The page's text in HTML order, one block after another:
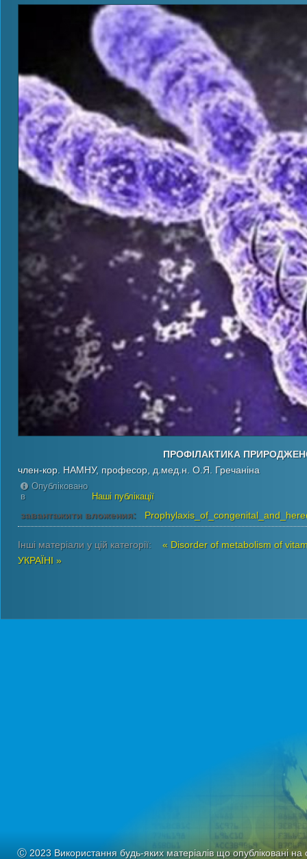
ПРОФІЛАКТИКА
член-кор. НАМНУ, професор, д.мед.н. О.Я. Гречаніна
Опубліковано
в
Наші публікації
завантажити вложения:
Інші матеріали у цій категорії:
« Disorder of metabolism of
УКРАЇНІ »
Ⓒ 2023 Використання будь-яких матеріалів що опубліковані